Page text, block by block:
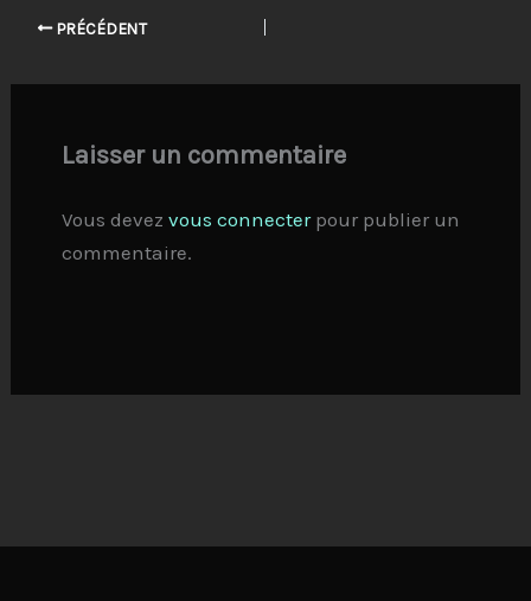
PRÉCÉDENT
Laisser un commentaire
Vous devez vous connecterpour publier un
commentaire.